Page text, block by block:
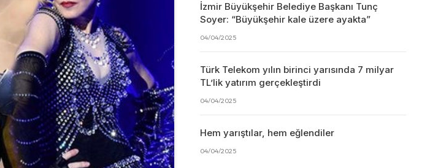
İzmir Büyükşehir Belediye Başkanı Tunç
Soyer: “Büyükşehir kale üzere ayakta”
04/04/2025
Türk Telekom yılın birinci yarısında 7 milyar
TL’lik yatırım gerçekleştirdi
04/04/2025
Hem yarıştılar, hem eğlendiler
04/04/2025